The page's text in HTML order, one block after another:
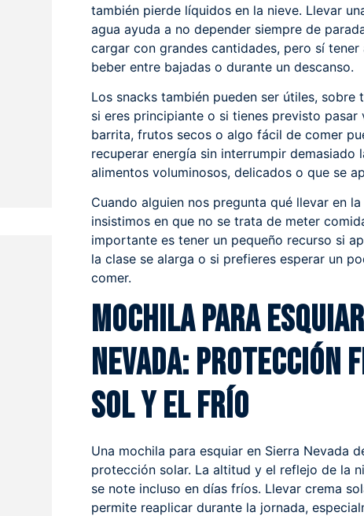
también pierde líquidos en la nieve. Llevar
agua ayuda a no depender siempre de
cargar con grandes cantidades, pero sí tener
beber entre bajadas o durante un descanso.
Los snacks también pueden ser útiles, sobre
si eres principiante o si tienes previsto pasar
barrita, frutos secos o algo fácil de comer
recuperar energía sin interrumpir demasiado
alimentos voluminosos, delicados o que se
Cuando alguien nos pregunta qué llevar en
insistimos en que no se trata de meter
importante es tener un pequeño recurso si
la clase se alarga o si prefieres esperar un
comer.
Mochila para
Nevada:
sol y el frío
Una mochila para esquiar en Sierra Nevada
protección solar. La altitud y el reflejo de la
se note incluso en días fríos. Llevar crema
permite reaplicar durante la jornada,